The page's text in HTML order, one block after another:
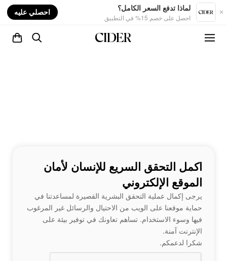
لماذا تدفع السعر الكامل؟
احصل على خصم 15% في التطبيق
احصلي عليه
اكمل التحقق السريع للإنسان لأمان
الموقع الإلكتروني
يرجى إكمال عملية التحقق البشرية القصيرة لمساعدتنا في
حماية موقعنا على الويب من الاحتيال والرسائل غير المرغوب
فيها وسوء الاستخدام. تساهم تعاونك في توفير بيئة على
الإنترنت آمنة.
شكرا لدعمكم.